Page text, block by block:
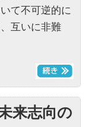
て不可逆的に
互いに非難
来志向の